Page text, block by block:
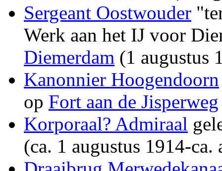
Sergeant Oostwouder
Werk aan het IJ voor
Diemerdam (1 augustus
Kanonnier Hoogendoorn
op Fort aan de Jisperweg
Korporaal? Admiraal
(ca. 1 augustus 1914-